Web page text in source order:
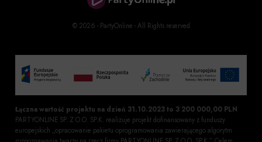
© 2026 - PartyOnline - All Rights reserved
Łączna wartość projektu na dzień 31.10.2023 to 3 200 000,00 PLN
PARTYONLINE SP. Z O.O. SP.K. realizuje projekt dofinansowany z funduszy
europejskich „opracowanie pakietu oprogramowania zawierającego algorytm